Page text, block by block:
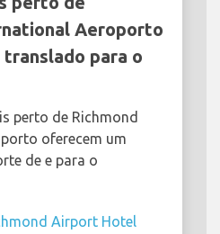
Aeroporto
para o
perto de Richmond
oferecem um
de e para o
Airport Hotel